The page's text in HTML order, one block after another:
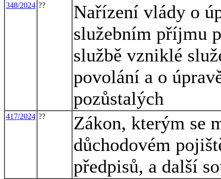
348/2024 ??
Nařízení vlády o
služebním příjmu
službě vzniklé
povolání a o
pozůstalých
417/2024 ??
Zákon, kterým se
důchodovém
předpisů, a další